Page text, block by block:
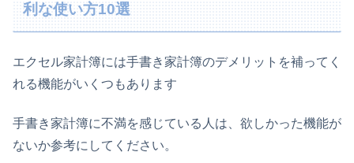
利な使い方10選
エクセル家計簿には手書き家計簿のデメリットを補ってく
れる機能がいくつもあります
手書き家計簿に不満を感じている人は、欲しかった機能が
ないか参考にしてください。